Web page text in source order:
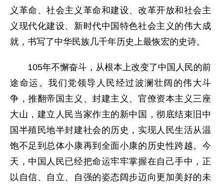
义革命、社会主义革命和建设、改革开放和社会主
义现代化建设、新时代中国特色社会主义的伟大成
就，书写了中华民族几千年历史上最恢宏的史诗。
105年不懈奋斗，从根本上改变了中国人民的前
途命运。我们党领导人民经过波澜壮阔的伟大斗
争，推翻帝国主义、封建主义、官僚资本主义三座
大山，建立人民当家作主的新中国，彻底结束旧中
国半殖民地半封建社会的历史，实现人民生活从温
饱不足到总体小康再到全面小康的历史性跨越。今
天，中国人民已经把命运牢牢掌握在自己手中，正
以自信、自立、自强的姿态阔步迈向更加美好的未